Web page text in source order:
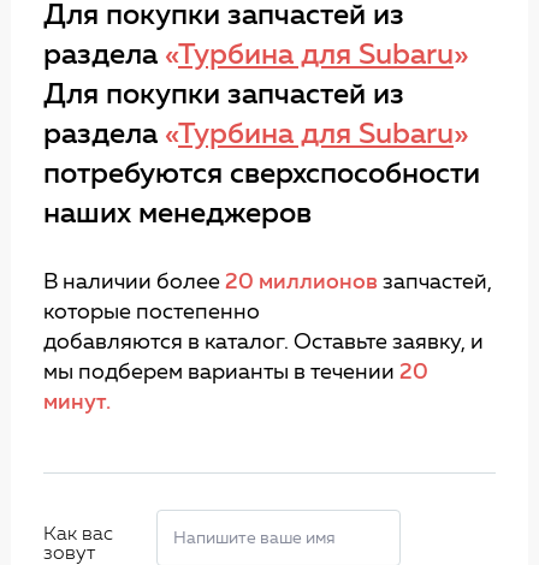
Для покупки запчастей из
раздела «Турбина для Subaru»
Для покупки запчастей из
раздела «Турбина для Subaru»
потребуются сверхспособности
наших менеджеров
В наличии более 20 миллионов запчастей,
которые постепенно
добавляются в каталог. Оставьте заявку, и
мы подберем варианты в течении 20
минут.
Как вас
зовут